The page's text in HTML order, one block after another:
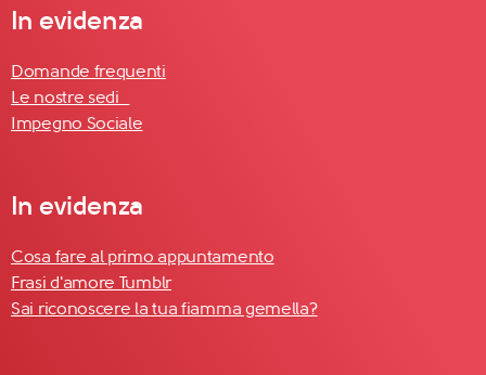
In evidenza
Domande frequenti
Le nostre sedi
Impegno Sociale
In evidenza
Cosa fare al primo appuntamento
Frasi d'amore Tumblr
Sai riconoscere la tua fiamma gemella?